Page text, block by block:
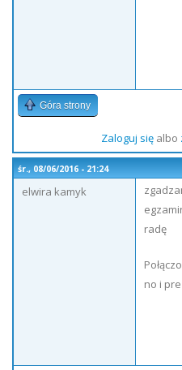
Góra strony
Zaloguj sięalbo
śr., 08/06/2016 - 21:24
elwira kamyk
radę
no i